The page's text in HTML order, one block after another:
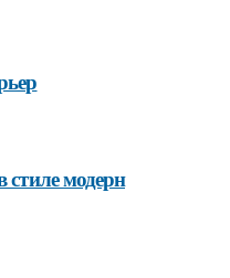
стиле модерн